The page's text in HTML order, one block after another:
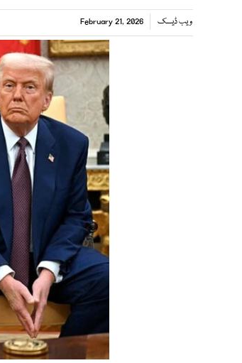
ویب ڈیسک February 21, 2026